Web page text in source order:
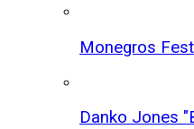
Monegros
Danko Jones